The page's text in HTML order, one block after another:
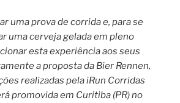
uma prova de corrida e, para se
uma cerveja gelada em pleno
esta experiência aos seus
a proposta da Bier Rennen,
realizadas pela iRun Corridas
promovida em Curitiba (PR) no